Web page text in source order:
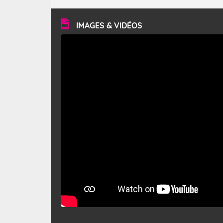
vitesse moyenne de 50 km/h et atteindre 80 à 100 km/h
en rafales, parfois davantage. Il parcourt la basse vallée
du Rhône et la Provence et envahit le littoral
méditerranéen à partir de la Camargue.
IMAGES & VIDÉOS